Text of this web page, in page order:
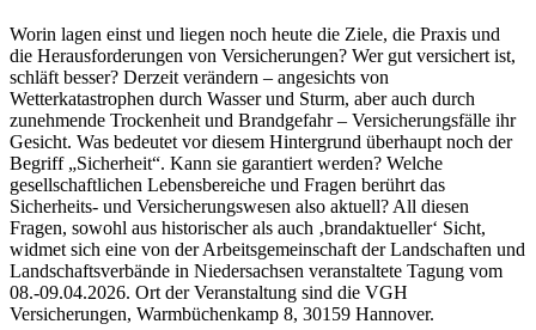
Worin lagen einst und liegen noch heute die Ziele, die Praxis und
die Herausforderungen von Versicherungen? Wer gut versichert ist,
schläft besser? Derzeit verändern – angesichts von
Wetterkatastrophen durch Wasser und Sturm, aber auch durch
zunehmende Trockenheit und Brandgefahr – Versicherungsfälle ihr
Gesicht. Was bedeutet vor diesem Hintergrund überhaupt noch der
Begriff „Sicherheit“. Kann sie garantiert werden? Welche
gesellschaftlichen Lebensbereiche und Fragen berührt das
Sicherheits- und Versicherungswesen also aktuell? All diesen
Fragen, sowohl aus historischer als auch ‚brandaktueller‘ Sicht,
widmet sich eine von der Arbeitsgemeinschaft der Landschaften und
Landschaftsverbände in Niedersachsen veranstaltete Tagung vom
08.-09.04.2026. Ort der Veranstaltung sind die VGH
Versicherungen, Warmbüchenkamp 8, 30159 Hannover.